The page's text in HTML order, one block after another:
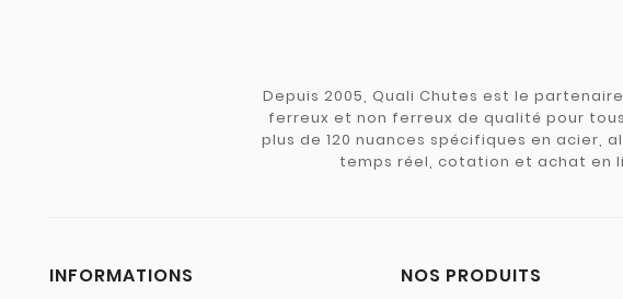
Depuis 2005, Quali Chutes est le
ferreux et non ferreux de qualité pour
plus de 120 nuances spécifiques en acier,
temps réel, cotation et achat en
INFORMATIONS NOS PRODUITS